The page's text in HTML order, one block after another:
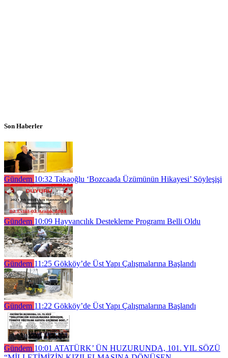
Son Haberler
Gündem 10:32 Takaoğlu ‘Bozcaada Üzümünün Hikayesi’ Söyleşişi
Gündem 10:09 Hayvancılık Destekleme Programı Belli Oldu
Gündem 11:25 Gökköy’de Üst Yapı Çalışmalarına Başlandı
Gündem 11:22 Gökköy’de Üst Yapı Çalışmalarına Başlandı
Gündem 10:01 ATATÜRK’ ÜN HUZURUNDA, 101. YIL SÖZÜ